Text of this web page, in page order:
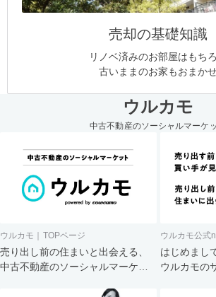
売却の基礎知識
リノベ済みのお部屋はもち
古いままのお家もおまか
ウルカモ
中古不動産のソーシャルマーケ
ウルカモ｜TOPページ
売り出し前の住まいと出会える、
中古不動産のソーシャルマーケッ
ウルカモ公式
はじめまし
ウルカモの